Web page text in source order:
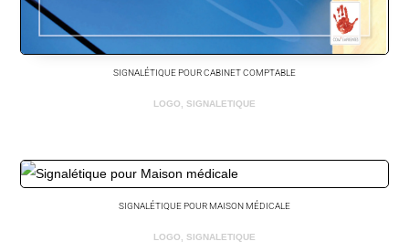
SIGNALÉTIQUE POUR CABINET COMPTABLE
LOGO, SIGNALETIQUE
SIGNALÉTIQUE POUR MAISON MÉDICALE
LOGO SIGNALETIQUE